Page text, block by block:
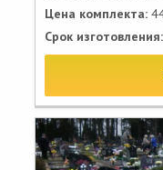
Цена комплекта:
Срок изготовления: